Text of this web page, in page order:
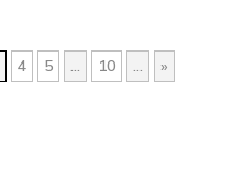
4 5 ... 10 ...
»